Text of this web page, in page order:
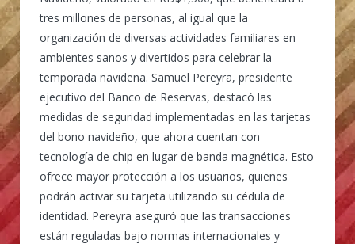
tres millones de personas, al igual que la
organización de diversas actividades familiares en
ambientes sanos y divertidos para celebrar la
temporada navideña. Samuel Pereyra, presidente
ejecutivo del Banco de Reservas, destacó las
medidas de seguridad implementadas en las tarjetas
del bono navideño, que ahora cuentan con
tecnología de chip en lugar de banda magnética. Esto
ofrece mayor protección a los usuarios, quienes
podrán activar su tarjeta utilizando su cédula de
identidad. Pereyra aseguró que las transacciones
están reguladas bajo normas internacionales y